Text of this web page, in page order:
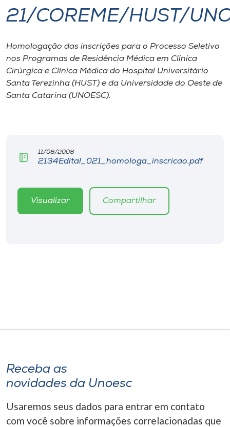
I.nova
Diplomados
Cultura
Selecione
A+
21/COREME/HUST/
Homologação das inscrições para o Processo Seletivo
nos Programas de Residência Médica em Clínica
Cirúrgica e Clínica Médica do Hospital Universitário
Santa Terezinha (HUST) e da Universidade do Oeste de
Santa Catarina (UNOESC).
11/08/2008
2134Edital_021_homologa_inscricao.pdf
Visualizar Compartilhar
Receba as
novidades da Unoesc
Usaremos seus dados para entrar em contato
com você sobre informações correlacionadas que